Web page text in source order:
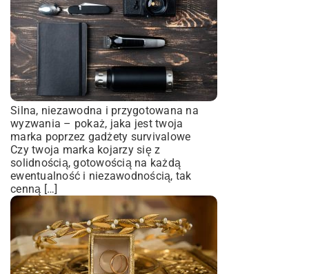
Silna, niezawodna i przygotowana na
wyzwania – pokaż, jaka jest twoja
marka poprzez gadżety survivalowe
Czy twoja marka kojarzy się z
solidnością, gotowością na każdą
ewentualność i niezawodnością, tak
cenną […]